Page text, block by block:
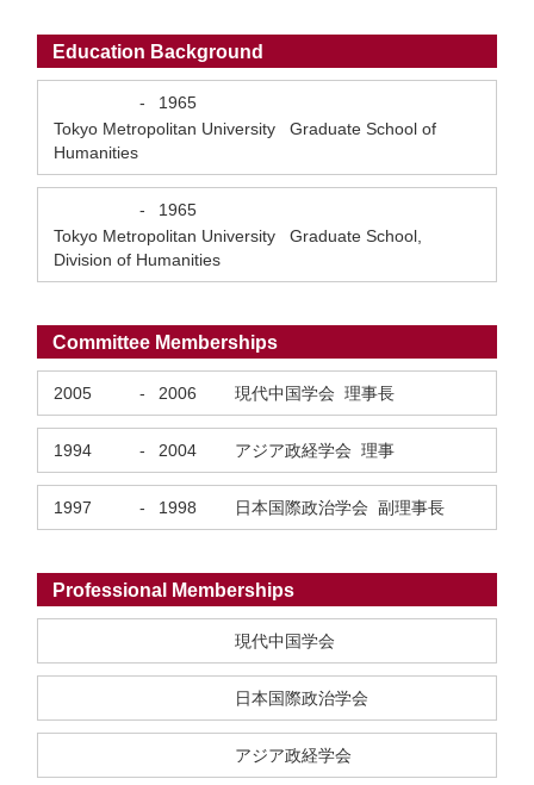
Education Background
-
1965
Tokyo Metropolitan University Graduate School of
Humanities
-
1965
Tokyo Metropolitan University Graduate School,
Division of Humanities
Committee Memberships
2005 - 2006 現代中国学会 理事長
1994 - 2004 アジア政経学会 理事
1997 - 1998 日本国際政治学会 副理事長
Professional Memberships
現代中国学会
日本国際政治学会
アジア政経学会